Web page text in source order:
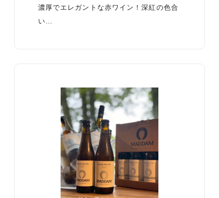
濃厚でエレガントな赤ワイン！深紅の色合
い…